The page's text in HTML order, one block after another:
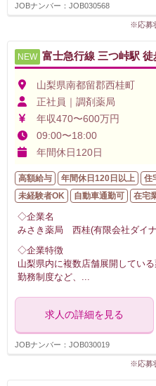
JOBナンバー：JOB030568
※応募
NEW 富士急行線 三つ峠駅 徒
山梨県南都留郡西桂町
正社員｜調剤薬局
年収470〜600万円
09:00〜18:00
年間休日120日
高額給与 年間休日120日以上 住
未経験者OK
自動車通勤可 在宅
◇企業名
みさき薬局 西桂(有限会社ダイ
◇企業特徴
山梨県内に複数店舗展開してい
勤務制度など、
求人の詳細を見る
JOBナンバー：JOB030019
※応募